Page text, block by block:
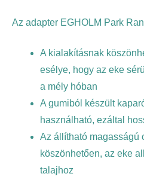
Az adapter EGHOLM Park
A kialakításnak
esélye, hogy az eke
a mély hóban
A gumiból készült
használható, ezáltal
Az állítható magasságú
köszönhetően, az eke
talajhoz